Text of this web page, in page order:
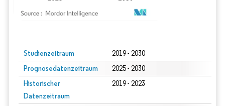
Studienzeitraum 2019 - 2030
Prognosedatenzeitraum 2025 - 2030
Historischer
Datenzeitraum
2019 - 2023